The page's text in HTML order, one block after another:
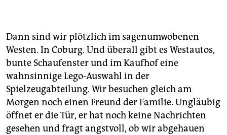
Dann sind wir plötzlich im sagenumwobenen
Westen. In Coburg. Und überall gibt es Westautos,
bunte Schaufenster und im Kaufhof eine
wahnsinnige Lego-Auswahl in der
Spielzeugabteilung. Wir besuchen gleich am
Morgen noch einen Freund der Familie. Ungläubig
öffnet er die Tür, er hat noch keine Nachrichten
gesehen und fragt angstvoll, ob wir abgehauen